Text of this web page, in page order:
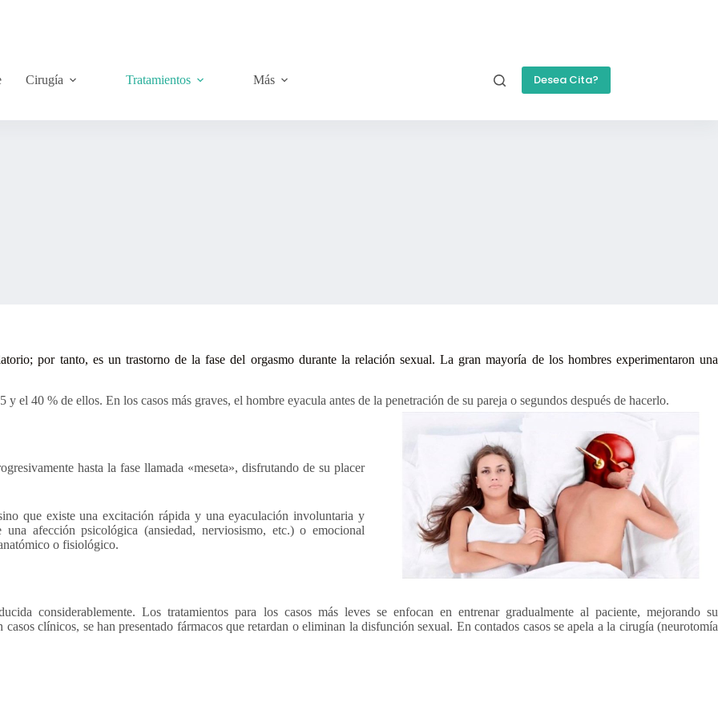
Cirugía Tratamientos Más Desea Cita?
por tanto, es un trastorno de la fase del orgasmo durante la relación sexual. La gran mayoría de los hombres experimentaron una
el 40 % de ellos. En los casos más graves, el hombre eyacula antes de la penetración de su pareja o segundos después de hacerlo.
hasta la fase llamada «meseta», disfrutando de su placer
que existe una excitación rápida y una eyaculación involuntaria y
afección psicológica (ansiedad, nerviosismo, etc.) o emocional
o fisiológico.
considerablemente. Los tratamientos para los casos más leves se enfocan en entrenar gradualmente al paciente, mejorando su
clínicos, se han presentado fármacos que retardan o eliminan la disfunción sexual. En contados casos se apela a la cirugía (neurotomía